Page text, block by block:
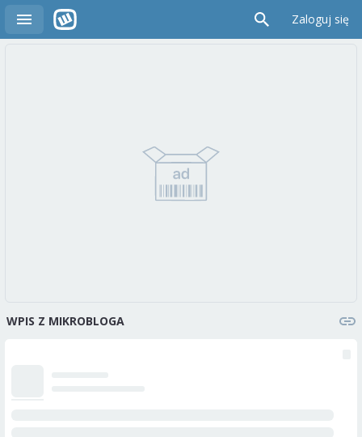
Zaloguj się
WPIS Z MIKROBLOGA